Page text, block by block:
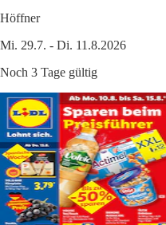
Höffner
Mi. 29.7. - Di. 11.8.2026
Noch 3 Tage gültig